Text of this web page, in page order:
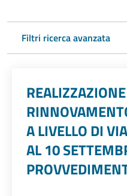
Filtri ricerca avanzata
A LIVELLO DI
AL 10